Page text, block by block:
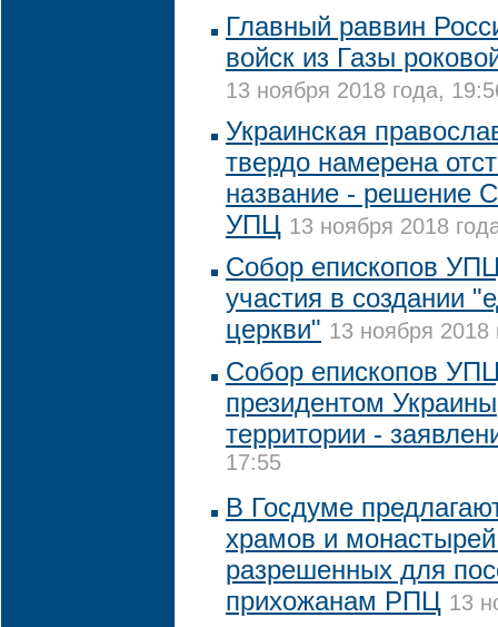
Главный раввин
войск из Газы
13 ноября 2018 года,
Украинская
твердо намерена
название - решение
УПЦ 13 ноября 2018
Собор епископов
участия в создании
церкви" 13 ноября 2018
Собор епископов УПЦ
президентом
территории -
17:55
В Госдуме
храмов и
разрешенных для
прихожанам РПЦ 13